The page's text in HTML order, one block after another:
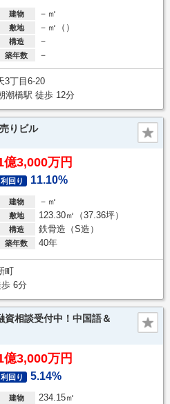
建物 －㎡
敷地 －㎡（）
構造 －
築年数 －
3丁目6-20
潮橋駅 徒歩 12分
りビル
億3,000万円
利回り 11.10%
建物 －㎡
敷地 123.30㎡（37.36坪）
構造 鉄骨造（S造）
築年数 40年
町
6分
資相談受付中！中国語＆
億3,000万円
利回り 5.14%
建物 234.15㎡